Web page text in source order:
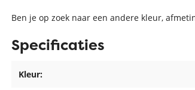
Ben je op zoek naar een andere kleur,
Specificaties
Kleur: